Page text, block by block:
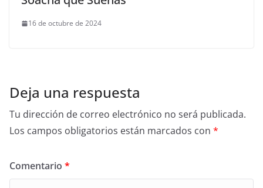
16 de octubre de 2024
Deja una respuesta
Tu dirección de correo electrónico no será publicada.
Los campos obligatorios están marcados con *
Comentario *